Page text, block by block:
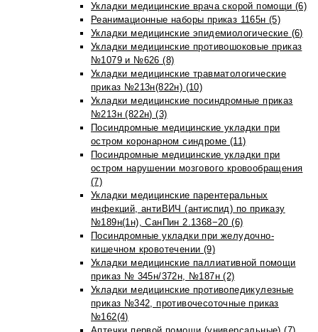
Укладки медицинские врача скорой помощи (6)
Реанимационные наборы приказ 1165н (5)
Укладки медицинские эпидемиологические (6)
Укладки медицинские противошоковые приказ
№1079 и №626 (8)
Укладки медицинские травматологические
приказ №213н(822н) (10)
Укладки медицинские посиндромные приказ
№213н (822н) (3)
Посиндромные медицинские укладки при
остром коронарном синдроме (11)
Посиндромные медицинские укладки при
остром нарушении мозгового кровообращения
(7)
Укладки медицинские парентеральных
инфекций, антиВИЧ (антиспид) по приказу
№189н(1н), СанПин 2.1368−20 (6)
Посиндромные укладки при желудочно-
кишечном кровотечении (9)
Укладки медицинские паллиативной помощи
приказ № 345н/372н, №187н (2)
Укладки медицинские противопедикулезные
приказ №342, противочесоточные приказ
№162(4)